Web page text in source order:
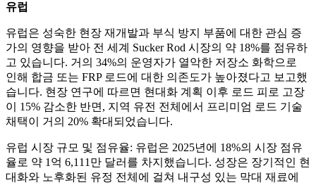
유럽
유럽은 성숙한 현장 재개발과 부식 방지 부품에 대한 관심 증
가의 영향을 받아 전 세계 Sucker Rod 시장의 약 18%를 점유하
고 있습니다. 거의 34%의 운영자가 열악한 저장소 화학으로
인해 합금 또는 FRP 로드에 대한 의존도가 높아졌다고 보고했
습니다. 현장 연구에 따르면 현대화 계획 이후 로드 피로 고장
이 15% 감소한 반면, 지역 유전 전체에서 프리미엄 로드 기술
채택이 거의 20% 확대되었습니다.
유럽 ​​시장 규모 및 점유율: 유럽은 2025년에 18%의 시장 점유
율로 약 1억 6,111만 달러를 차지했습니다. 성장은 장기적인 현
대화와 노후화된 유정 전체에 걸쳐 내구성 있는 막대 재료에